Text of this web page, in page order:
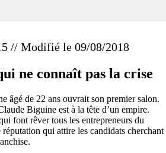
// Modifié le 09/08/2018
ne connaît pas la crise
âgé de 22 ans ouvrait son premier salon.
Biguine est à la tête d’un empire.
font rêver tous les entrepreneurs du
réputation qui attire les candidats cherchant